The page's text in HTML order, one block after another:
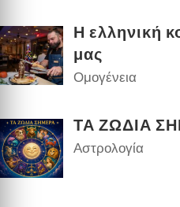
Η ελληνική
μας
Ομογένεια
ΤΑ ΖΩΔΙΑ
Αστρολογία